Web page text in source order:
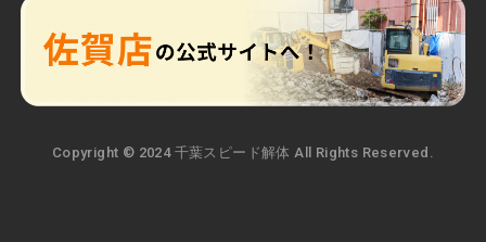
Copyright © 2024 千葉スピード解体 All Rights Reserved.